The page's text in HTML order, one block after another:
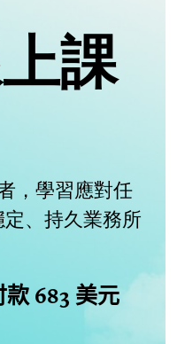
課
，學習應對任
、持久業務所
款 683 美元